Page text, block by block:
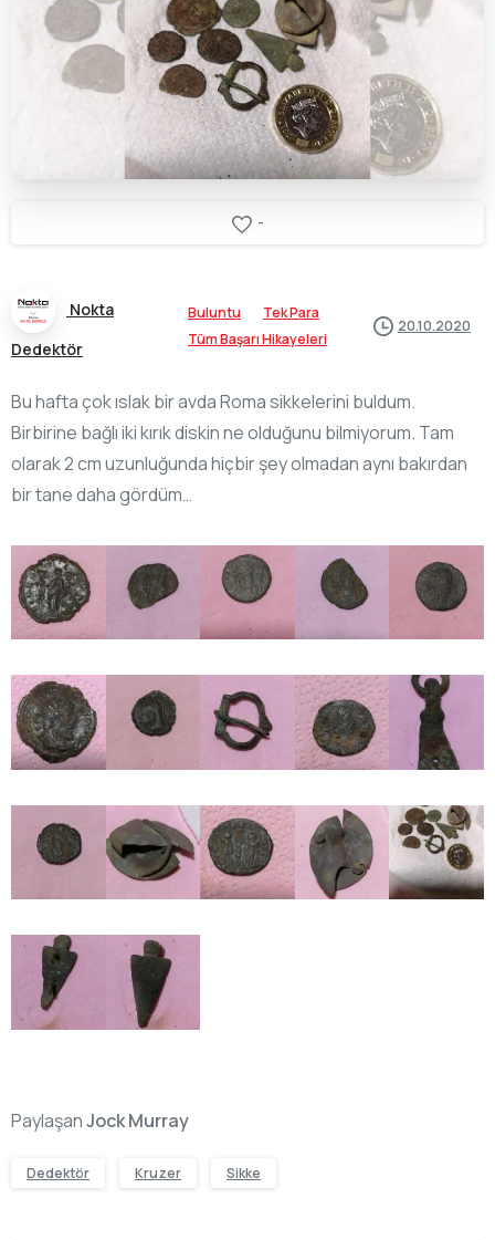
-
Nokta
Dedektör
Buluntu
Tek Para
Tüm Başarı Hikayeleri
20.10.2020
Bu hafta çok ıslak bir avda Roma sikkelerini buldum.
Birbirine bağlı iki kırık diskin ne olduğunu bilmiyorum. Tam
olarak 2 cm uzunluğunda hiçbir şey olmadan aynı bakırdan
bir tane daha gördüm…
PaylaşanJock Murray
Dedektör Kruzer Sikke